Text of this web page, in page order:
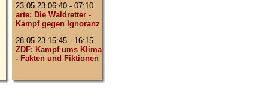
23.05.23 06:40 - 07:10
arte: Die Waldretter -
Kampf gegen Ignoranz
28.05.23 15:45 - 16:15
ZDF: Kampf ums Klima
- Fakten und Fiktionen